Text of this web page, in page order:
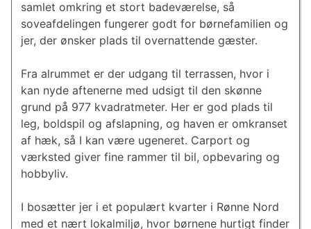
samlet omkring et stort badeværelse, så
soveafdelingen fungerer godt for børnefamilien og
jer, der ønsker plads til overnattende gæster.
Fra alrummet er der udgang til terrassen, hvor i
kan nyde aftenerne med udsigt til den skønne
grund på 977 kvadratmeter. Her er god plads til
leg, boldspil og afslapning, og haven er omkranset
af hæk, så I kan være ugeneret. Carport og
værksted giver fine rammer til bil, opbevaring og
hobbyliv.
I bosætter jer i et populært kvarter i Rønne Nord
med et nært lokalmiljø, hvor børnene hurtigt finder